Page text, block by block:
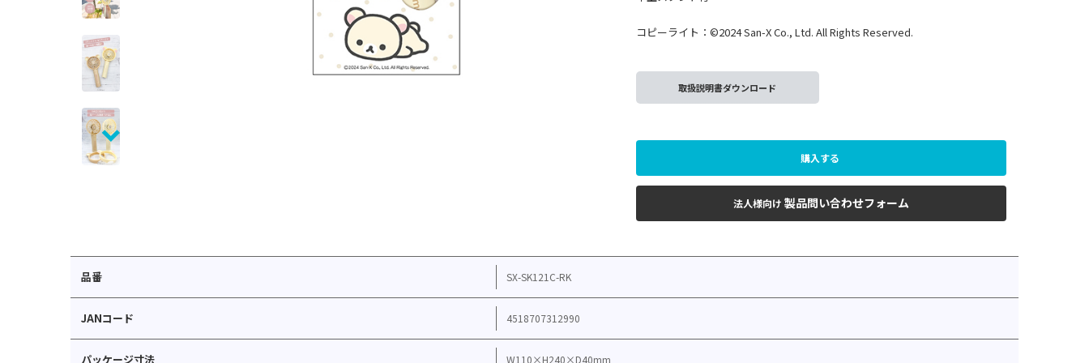
コピーライト：©2024 San-X Co., Ltd. All Rights Reserved.
取扱説明書ダウンロード
購入する
法人様向け 製品問い合わせフォーム
品番 SX-SK121C-RK
JANコード 4518707312990
パッケージ寸法 W110×H240×D40mm